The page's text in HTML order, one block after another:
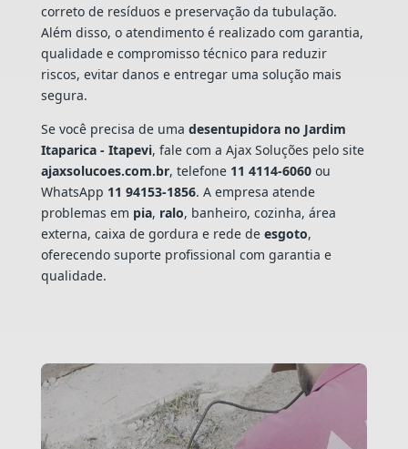
correto de resíduos e preservação da tubulação.
Além disso, o atendimento é realizado com garantia,
qualidade e compromisso técnico para reduzir
riscos, evitar danos e entregar uma solução mais
segura.
Se você precisa de uma desentupidora no Jardim
Itaparica - Itapevi, fale com a Ajax Soluções pelo site
ajaxsolucoes.com.br, telefone 11 4114-6060ou
WhatsApp 11 94153-1856. A empresa atende
problemas em pia, ralo, banheiro, cozinha, área
externa, caixa de gordura e rede de esgoto,
oferecendo suporte profissional com garantia e
qualidade.